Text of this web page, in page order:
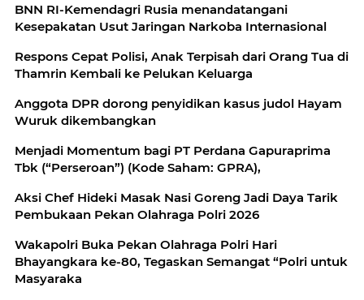
BNN RI-Kemendagri Rusia menandatangani
Kesepakatan Usut Jaringan Narkoba Internasional
Respons Cepat Polisi, Anak Terpisah dari Orang Tua di
Thamrin Kembali ke Pelukan Keluarga
Anggota DPR dorong penyidikan kasus judol Hayam
Wuruk dikembangkan
Menjadi Momentum bagi PT Perdana Gapuraprima
Tbk (“Perseroan”) (Kode Saham: GPRA),
Aksi Chef Hideki Masak Nasi Goreng Jadi Daya Tarik
Pembukaan Pekan Olahraga Polri 2026
Wakapolri Buka Pekan Olahraga Polri Hari
Bhayangkara ke-80, Tegaskan Semangat “Polri untuk
Masyaraka